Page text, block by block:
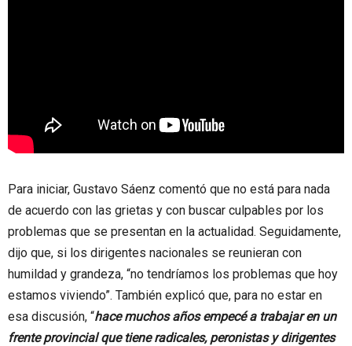
Para iniciar, Gustavo Sáenz comentó que no está para nada
de acuerdo con las grietas y con buscar culpables por los
problemas que se presentan en la actualidad. Seguidamente,
dijo que, si los dirigentes nacionales se reunieran con
humildad y grandeza, “no tendríamos los problemas que hoy
estamos viviendo”. También explicó que, para no estar en
esa discusión, “hace muchos años empecé a trabajar en un
frente provincial que tiene radicales, peronistas y dirigentes